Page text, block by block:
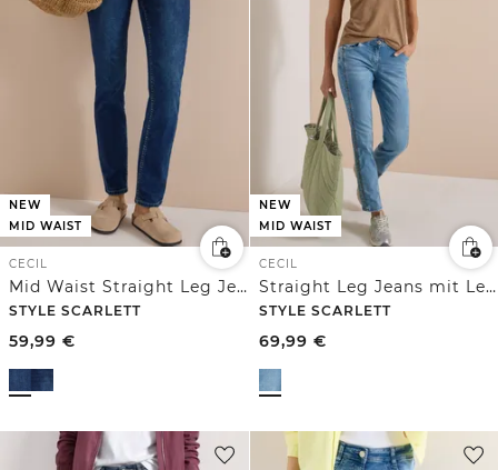
NEW
MID WAIST
CECIL
Mid Waist Straight Leg Jeans im Casual Fit
STYLE SCARLETT
59,99 €
NEW
MID WAIST
CECIL
Straight Leg Jeans mit Leo-Pipings
STYLE SCARLETT
69,99 €